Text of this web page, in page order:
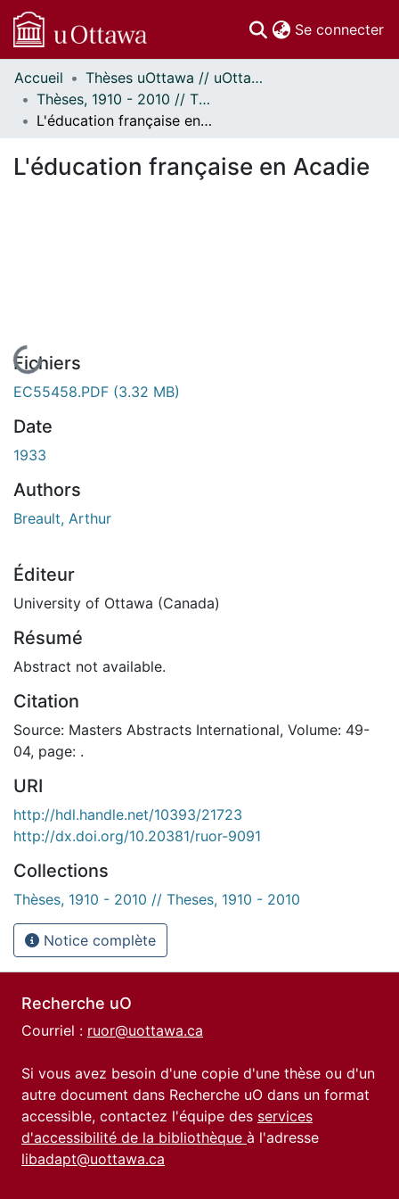
Se connecter
Communautés
et collections
Parcourir
À propos
Accueil
Thèses uOttawa // uOttawa Theses
Thèses, 1910 - 2010 // Theses, 1910 - 2010
L'éducation française en Acadie
L'éducation française en Acadie
En cours de chargement...
Fichiers
EC55458.PDF (3.32 MB)
Date
1933
Authors
Breault, Arthur
Éditeur
University of Ottawa (Canada)
Résumé
Abstract not available.
Citation
Source: Masters Abstracts International, Volume: 49-
04, page: .
URI
http://hdl.handle.net/10393/21723
http://dx.doi.org/10.20381/ruor-9091
Collections
Thèses, 1910 - 2010 // Theses, 1910 - 2010
Notice complète
Recherche uO
Courriel : ruor@uottawa.ca
Si vous avez besoin d'une copie d'une thèse ou d'un
autre document dans Recherche uO dans un format
accessible, contactez l'équipe des services
d'accessibilité de la bibliothèque à l'adresse
libadapt@uottawa.ca